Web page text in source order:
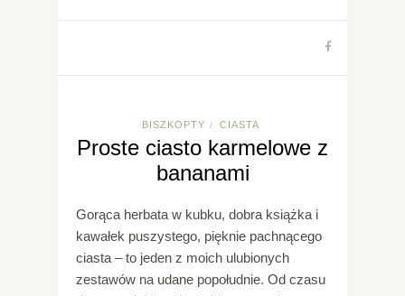
BISZKOPTY / CIASTA
Proste ciasto karmelowe z
bananami
Gorąca herbata w kubku, dobra książka i
kawałek puszystego, pięknie pachnącego
ciasta – to jeden z moich ulubionych
zestawów na udane popołudnie. Od czasu